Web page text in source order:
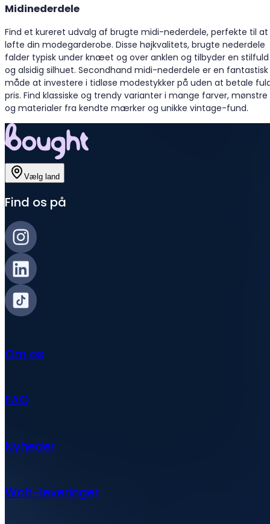
Midinederdele
Find et kureret udvalg af brugte midi-nederdele, perfekte til at
løfte din modegarderobe. Disse højkvalitets, brugte nederdele
falder typisk under knæet og over anklen og tilbyder en stilfuld
og alsidig silhuet. Secondhand midi-nederdele er en fantastisk
måde at investere i tidløse modestykker på uden at betale
pris. Find klassiske og trendy varianter i mange farver, mønstre
og materialer fra kendte mærker og unikke vintage-fund.
Vælg land
Find os på
Om os
FAQ
Nyheder
Wolt-leveringer